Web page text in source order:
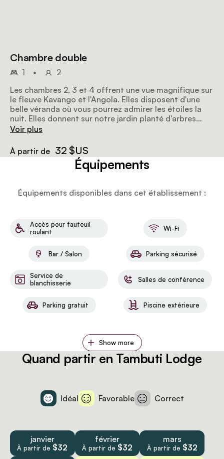
Chambre double
1 •
2
Les chambres 2, 3 et 4 offrent une vue magnifique sur
le fleuve Kavango et l'Angola. Elles disposent d'une
belle véranda où vous pourrez admirer les étoiles la
nuit. Elles donnent sur notre jardin planté d'arbres
indigènes du Kavango. Un service en chambre est
Voir plus
À partir de 32 $US
Équipements
Équipements disponibles dans cet établissement :
Accès pour fauteuil
roulant
Wi-Fi
Bar / Salon Parking sécurisé
Service de
blanchisserie
Salles de conférence
Parking gratuit Piscine extérieure
Show more
Quand partir en Tambuti Lodge
Idéal Favorable Correct
janvier
À partir de $32
février
À partir de $32
mars
À partir de $32